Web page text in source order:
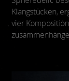
Klangstücken,
vier